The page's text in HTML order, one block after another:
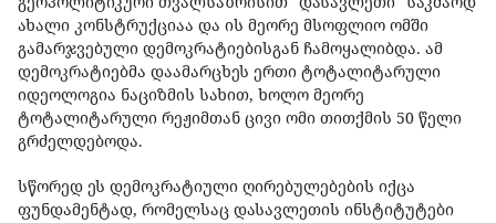
ახალი კონსტრუქციაა და ის მეორე მსოფლიო ომში
გამარჯვებული დემოკრატიებისგან ჩამოყალიბდა. ამ
დემოკრატიებმა დაამარცხეს ერთი ტოტალიტარული
იდეოლოგია ნაციზმის სახით, ხოლო მეორე
ტოტალიტარული რეჟიმთან ცივი ომი თითქმის 50 წელი
გრძელდებოდა.
სწორედ ეს დემოკრატიული ღირებულებების იქცა
ფუნდამენტად, რომელსაც დასავლეთის ინსტიტუტები